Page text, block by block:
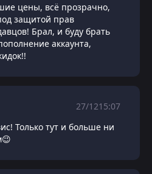
цены, всё прозрачно,
защитой прав
Брал, и буду брать
аккаунта,
27/1215:07
Только тут и больше ни